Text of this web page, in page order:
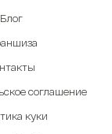
Блог
соглашение
куки